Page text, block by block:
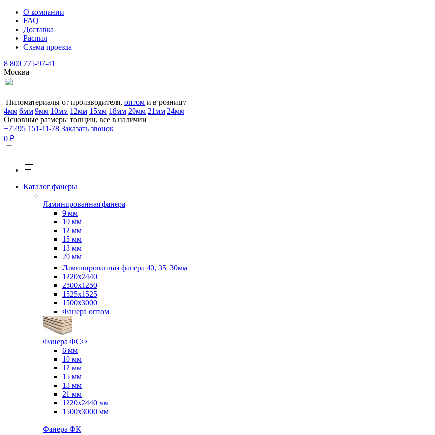
О компании
FAQ
Доставка
Распил
Схема проезда
8 800 775-97-41
Москва
Пиломатериалы от производителя, оптом и в розницу
4мм 6мм 9мм 10мм 12мм 15мм 18мм 20мм 21мм 24мм
Основные размеры толщин, все в наличии
+7 495 151-11-78 Заказать звонок
0 ₽
Каталог фанеры
Ламинированная фанера
9 мм
10 мм
12 мм
15 мм
18 мм
20 мм
Ламинированная фанера 40, 35, 30мм
1220x2440
2500x1250
1525x1525
1500x3000
Фанера оптом
Фанера ФСФ
6 мм
10 мм
12 мм
15 мм
18 мм
21 мм
1220х2440 мм
1500х3000 мм
Фанера ФК